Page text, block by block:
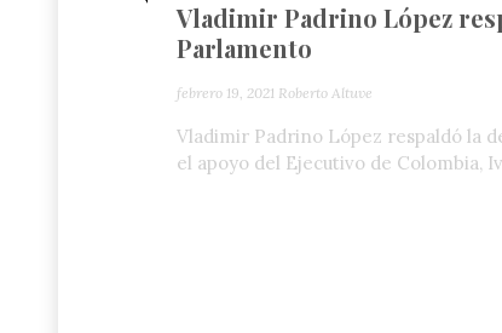
Vladimir Padrino López
Parlamento
febrero 19, 2021 Roberto Altuve
Vladimir Padrino López respaldó la
el apoyo del Ejecutivo de Colombia,